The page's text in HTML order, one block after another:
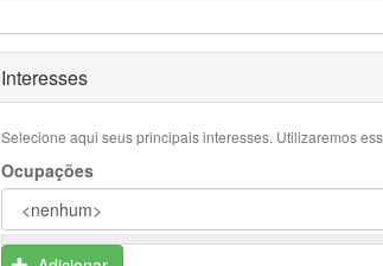
Ocultar
Interesses
Selecione aqui seus principais interesses. Utilizaremos
Ocupações